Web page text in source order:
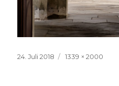
Veröffentlicht
24. Juli 2018
Volle
1339 × 2000